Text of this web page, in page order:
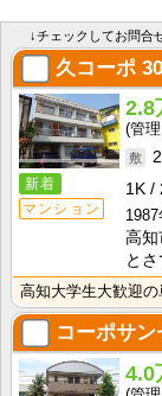
↓チェックしてお問合
久コーポ
新着
マンション
2.8
1K
1987
高知
と
コーポサン
4.0